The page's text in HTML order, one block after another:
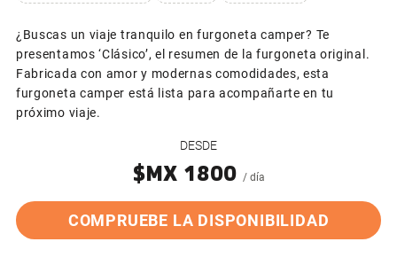
¿Buscas un viaje tranquilo en furgoneta camper? Te
presentamos ‘Clásico’, el resumen de la furgoneta original.
Fabricada con amor y modernas comodidades, esta
furgoneta camper está lista para acompañarte en tu
próximo viaje.
COMPRUEBE LA DISPONIBILIDAD
DESDE
$MX 1800 / día